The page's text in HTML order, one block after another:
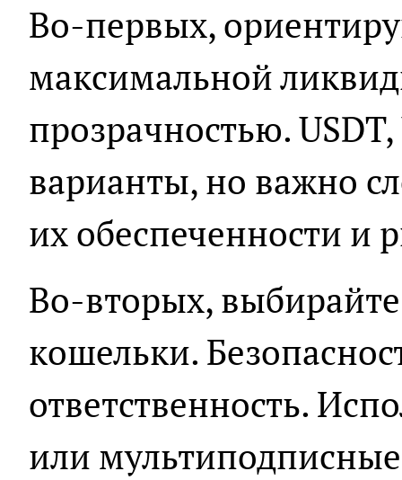
Во-первых,
максимальной
прозрачностью.
варианты, но важно
их обеспеченности и
Во-вторых,
кошельки.
ответственность.
или